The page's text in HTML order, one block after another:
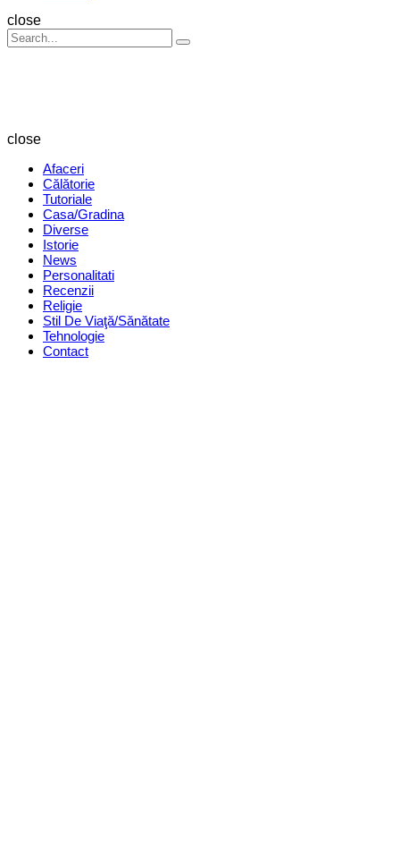
Search
close
Search
for:
Search
close
Afaceri
Călătorie
Tutoriale
Casa/Gradina
Diverse
Istorie
News
Personalitati
Recenzii
Religie
Stil De Viaţă/Sănătate
Tehnologie
Contact